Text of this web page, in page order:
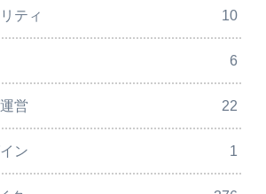
ティ 10
6
営 22
ン 1